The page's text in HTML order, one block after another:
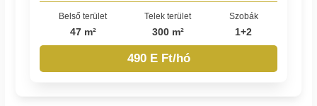
Belső terület
47 m²
Telek terület
300 m²
Szobák
1+2
490 E Ft/hó